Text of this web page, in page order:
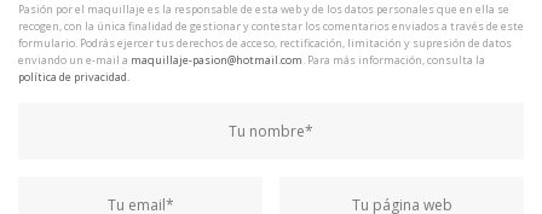
Pasión por el maquillaje es la responsable de esta web y de los datos personales que en ella se
recogen, con la única finalidad de gestionar y contestar los comentarios enviados a través de este
formulario. Podrás ejercer tus derechos de acceso, rectificación, limitación y supresión de datos
enviando un e-mail a maquillaje-pasion@hotmail.com. Para más información, consulta la
política de privacidad.